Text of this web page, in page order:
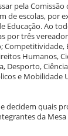
pela
de escolas, por
Educação. Ao
por três
Competitividade,
Humanos,
Desporto,
e Mobilidade
decidem quais
da